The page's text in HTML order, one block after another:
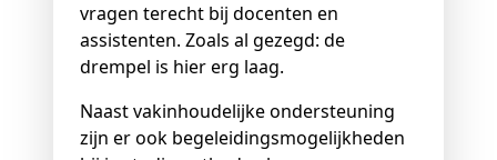
vragen terecht bij docenten en
assistenten. Zoals al gezegd: de
drempel is hier erg laag.
Naast vakinhoudelijke ondersteuning
zijn er ook begeleidingsmogelijkheden